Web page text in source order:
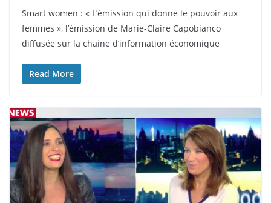
Smart women : « L’émission qui donne le pouvoir aux
femmes », l’émission de Marie-Claire Capobianco
diffusée sur la chaine d’information économique
Read More